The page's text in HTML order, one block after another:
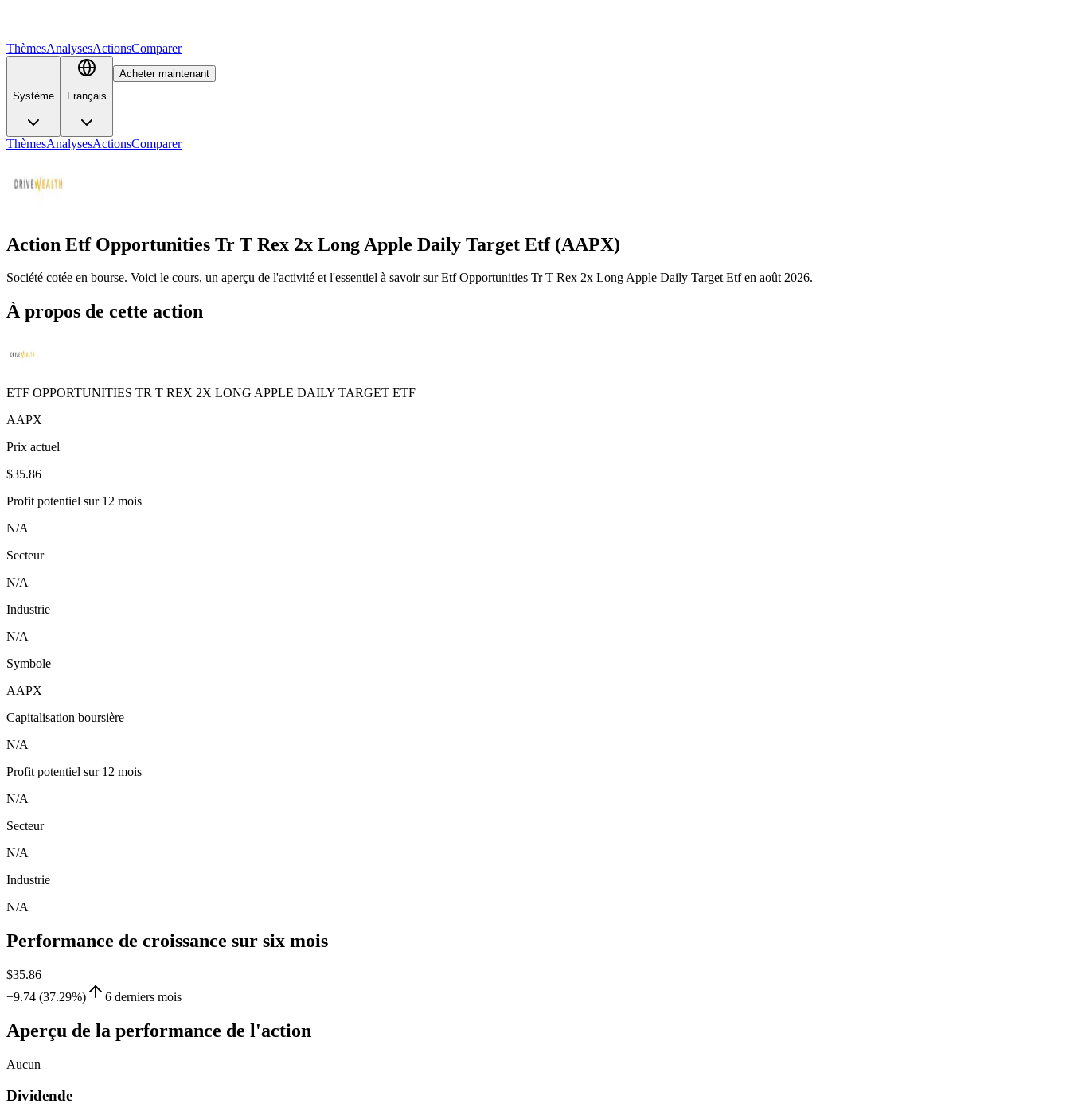
ThèmesAnalysesActionsComparer
Système Français
Acheter maintenant
ThèmesAnalysesActionsComparer
Action Etf Opportunities Tr T Rex 2x Long Apple Daily Target Etf (AAPX)
Société cotée en bourse. Voici le cours, un aperçu de l'activité et l'essentiel à savoir sur Etf Opportunities Tr T Rex 2x Long Apple Daily Target Etf en août 2026.
À propos de cette action
ETF OPPORTUNITIES TR T REX 2X LONG APPLE DAILY TARGET ETF
AAPX
Prix actuel
$35.86
Profit potentiel sur 12 mois
N/A
Secteur
N/A
Industrie
N/A
Symbole
AAPX
Capitalisation boursière
N/A
Profit potentiel sur 12 mois
N/A
Secteur
N/A
Industrie
N/A
Performance de croissance sur six mois
$35.86
+9.74 (37.29%)
6 derniers mois
Aperçu de la performance de l'action
Aucun
Dividende